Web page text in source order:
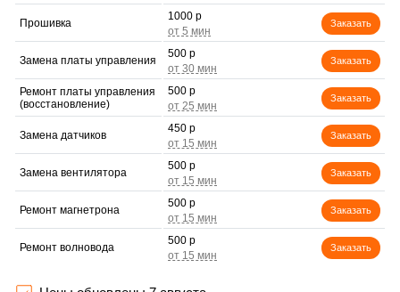
Прошивка
1000 р
Заказать
Замена платы управления
500 р
Заказать
Ремонт платы управления
(восстановление)
500 р
Заказать
Замена датчиков
450 р
Заказать
Замена вентилятора
500 р
Заказать
Ремонт магнетрона
500 р
Заказать
Ремонт волновода
500 р
Заказать